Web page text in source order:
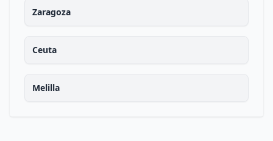
Zaragoza
Ceuta
Melilla